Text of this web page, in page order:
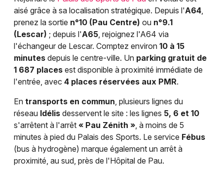
aisé grâce à sa localisation stratégique. Depuis l'A64,
prenez la sortie n°10 (Pau Centre) ou n°9.1
(Lescar) ; depuis l'A65, rejoignez l'A64 via
l'échangeur de Lescar. Comptez environ 10 à 15
minutes depuis le centre-ville. Un parking gratuit de
1 687 places est disponible à proximité immédiate de
l'entrée, avec 4 places réservées aux PMR.
En transports en commun, plusieurs lignes du
réseau Idélis desservent le site : les lignes 5, 6 et 10
s'arrêtent à l'arrêt « Pau Zénith », à moins de 5
minutes à pied du Palais des Sports. Le service Fébus
(bus à hydrogène) marque également un arrêt à
proximité, au sud, près de l'Hôpital de Pau.